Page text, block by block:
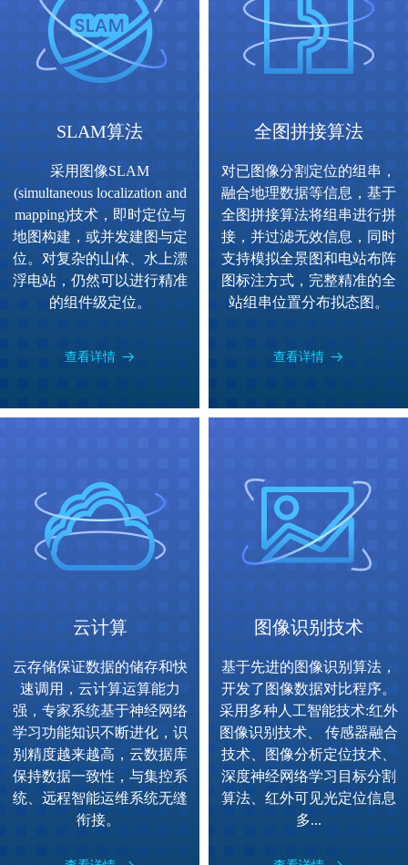
SLAM算法
采用图像SLAM
(simultaneous localization and
mapping)技术，即时定位与
地图构建，或并发建图与定
位。对复杂的山体、水上漂
浮电站，仍然可以进行精准
的组件级定位。
查看详情 뀠
全图拼接算法
对已图像分割定位的组串，
融合地理数据等信息，基于
全图拼接算法将组串进行拼
接，并过滤无效信息，同时
支持模拟全景图和电站布阵
图标注方式，完整精准的全
站组串位置分布拟态图。
查看详情 뀠
云计算
云存储保证数据的储存和快
速调用，云计算运算能力
强，专家系统基于神经网络
学习功能知识不断进化，识
别精度越来越高，云数据库
保持数据一致性，与集控系
统、远程智能运维系统无缝
衔接。
图像识别技术
基于先进的图像识别算法，
开发了图像数据对比程序。
采用多种人工智能技术:红外
图像识别技术、 传感器融合
技术、图像分析定位技术、
深度神经网络学习目标分割
算法、红外可见光定位信息
多...